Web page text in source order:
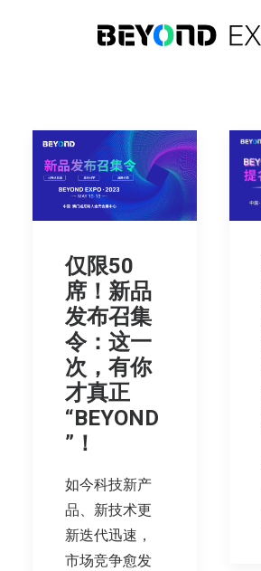
仅限50
席！新品
发布召集
令：这一
次，有你
才真正
“BEYOND
”！
如今科技新产
品、新技术更
新迭代迅速，
市场竞争愈发